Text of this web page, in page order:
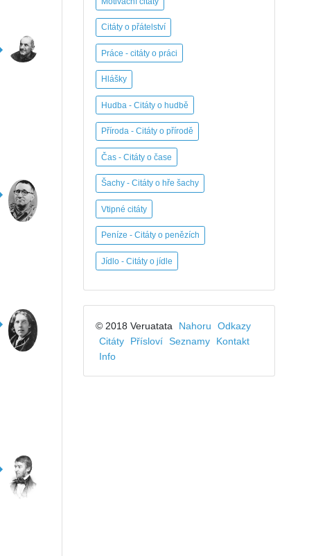
Citáty o přátelství
Práce - citáty o práci
Hlášky
Hudba - Citáty o hudbě
Příroda - Citáty o přírodě
Čas - Citáty o čase
Šachy - Citáty o hře šachy
Vtipné citáty
Peníze - Citáty o penězích
Jídlo - Citáty o jídle
© 2018 Veruatata Nahoru
Odkazy
Citáty
Přísloví Seznamy
Kontakt
Info